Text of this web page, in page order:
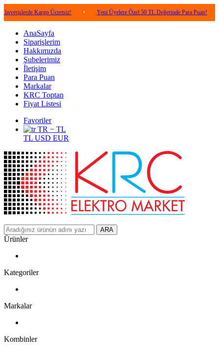
Kargo Ücretsiz! • Yeni Üyelere Özel 50 TL Değerinde Para Puan! •
AnaSayfa
Siparişlerim
Hakkımızda
Şubelerimiz
İletişim
Para Puan
Markalar
KRC Toptan
Fiyat Listesi
Favoriler
TR − TL
TL USD EUR
ARA
Ürünler
Kategoriler
Markalar
Kombinler